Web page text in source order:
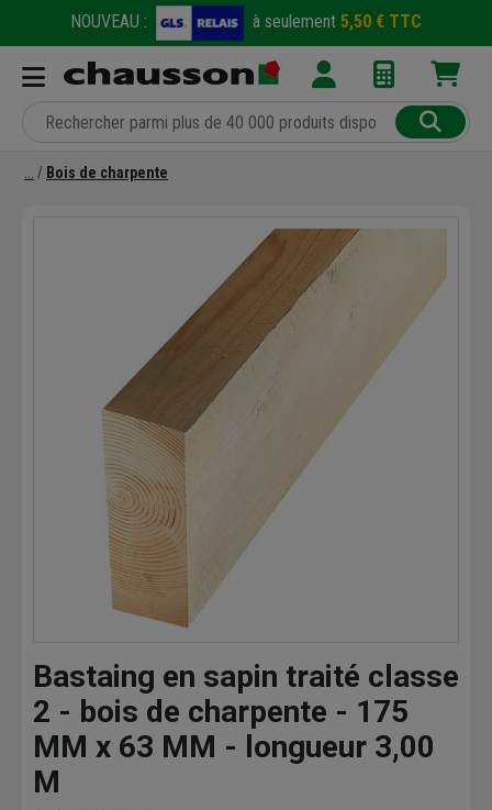
NOUVEAU : à seulement 5,50 € TTC
Bois de charpente
Bastaing en sapin traité classe
2 - bois de charpente - 175
MM x 63 MM - longueur 3,00
M